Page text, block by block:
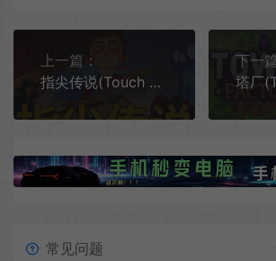
上一篇：
指尖传说(Touch Type Tale)打字操控策略游戏|单机|中文|SLG|免费下载
下一
常见问题